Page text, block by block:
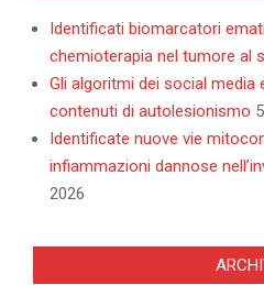
Identificati biomarcatori
chemioterapia nel tumore al
Gli algoritmi dei social
contenuti di autolesionismo
Identificate nuove vie
infiammazioni dannose
2026